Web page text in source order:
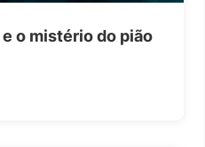
o mistério do pião